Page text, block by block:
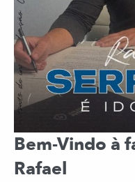
Bem-Vindo à
Rafael